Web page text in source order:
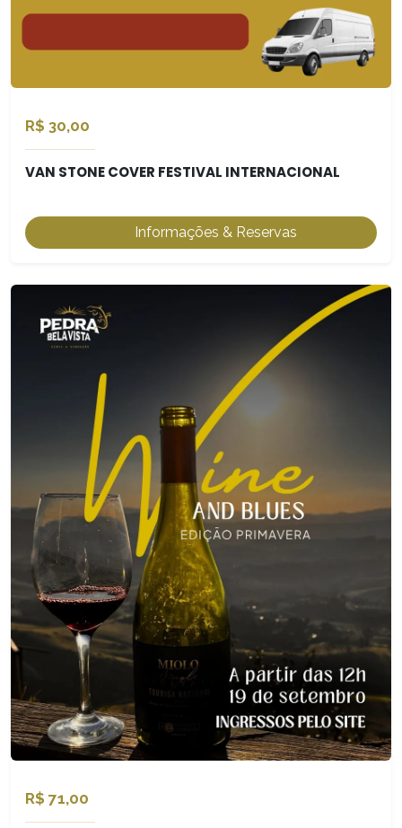
R$ 30,00
VAN STONE COVER FESTIVAL INTERNACIONAL
Informações & Reservas
R$ 71,00